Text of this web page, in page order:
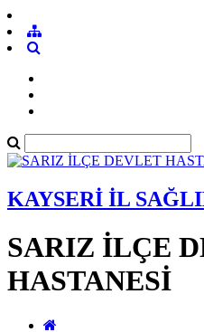
KAYSERİ İL
SARIZ İLÇE
HASTANESİ